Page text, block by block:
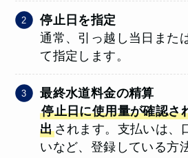
停止日を指定
通常、引っ越し当日また
て指定します。
最終水道料金の精算
停止日に使用量が確認さ
出されます。支払いは、
いなど、登録している方